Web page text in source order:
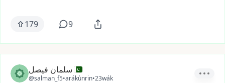
179 9
سلمان فیصل
@salman_f5•arákùnrin•23wák